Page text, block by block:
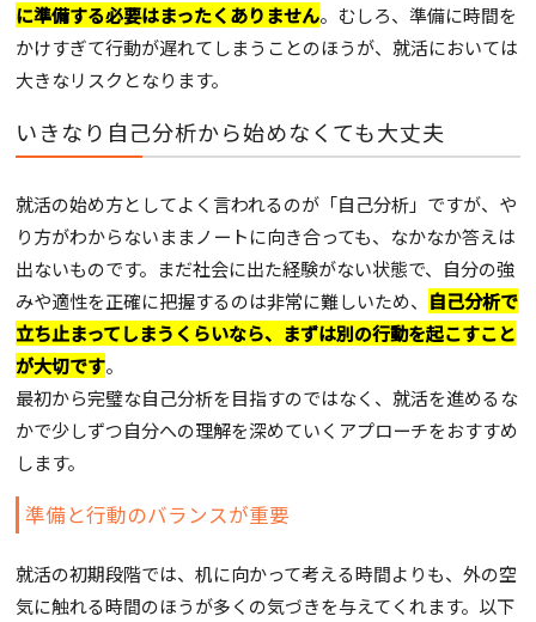
に準備する必要はまったくありません。むしろ、準備に時間を
かけすぎて行動が遅れてしまうことのほうが、就活においては
大きなリスクとなります。
いきなり自己分析から始めなくても大丈夫
就活の始め方としてよく言われるのが「自己分析」ですが、や
り方がわからないままノートに向き合っても、なかなか答えは
出ないものです。まだ社会に出た経験がない状態で、自分の強
みや適性を正確に把握するのは非常に難しいため、 自己分析で
立ち止まってしまうくらいなら、まずは別の行動を起こすこと
が大切です。
最初から完璧な自己分析を目指すのではなく、就活を進めるな
かで少しずつ自分への理解を深めていくアプローチをおすすめ
します。
準備と行動のバランスが重要
就活の初期段階では、机に向かって考える時間よりも、外の空
気に触れる時間のほうが多くの気づきを与えてくれます。以下